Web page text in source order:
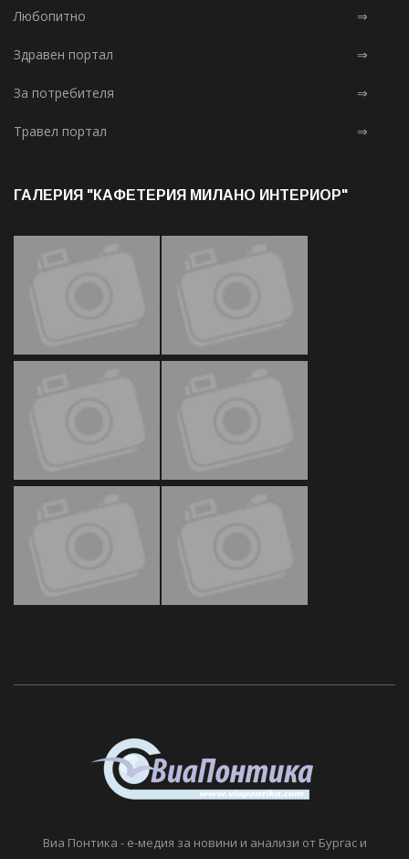
Любопитно ⇒
Здравен портал ⇒
За потребителя ⇒
Травел портал ⇒
ГАЛЕРИЯ "КАФЕТЕРИЯ МИЛАНО ИНТЕРИОР"
Виа Понтика - е-медия за новини и анализи от Бургас и